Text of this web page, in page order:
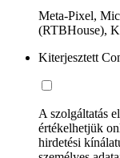
Meta-Pixel,
(RTBHouse),
Kiterjesztett
A szolgáltatás
értékelhetjük
hirdetési